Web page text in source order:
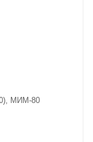
МИМ-80